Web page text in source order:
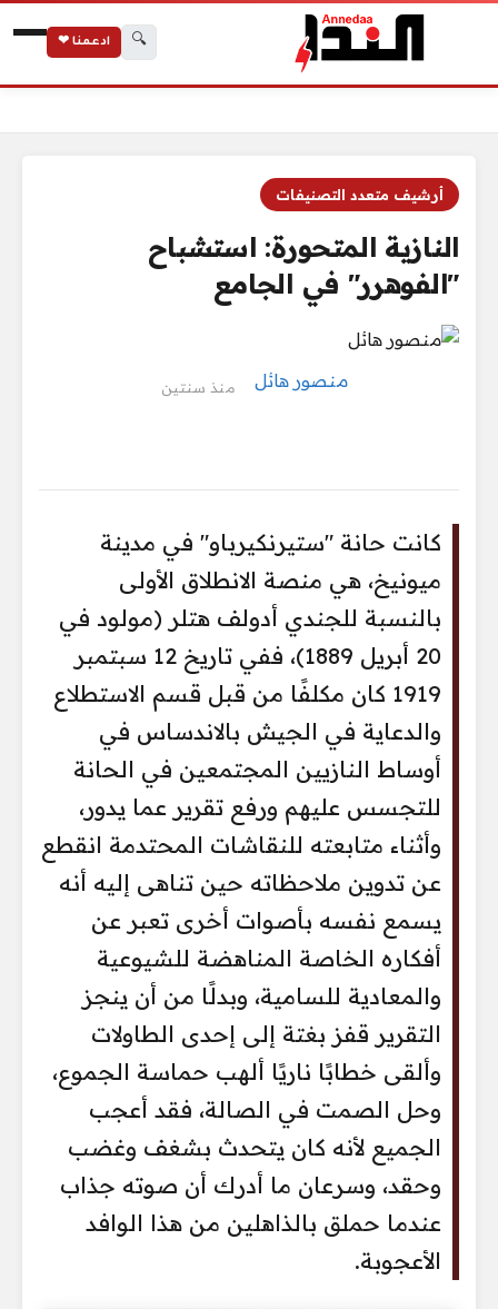
🔍 ادعمنا ❤
أرشيف متعدد التصنيفات
النازية المتحورة: استشباح
"الفوهرر" في الجامع
منصور هائل منذ سنتين
كانت حانة "ستيرنكيرباو" في مدينة
ميونيخ، هي منصة الانطلاق الأولى
بالنسبة للجندي أدولف هتلر (مولود في
20 أبريل 1889)، ففي تاريخ 12 سبتمبر
1919 كان مكلفًا من قبل قسم الاستطلاع
والدعاية في الجيش بالاندساس في
أوساط النازيين المجتمعين في الحانة
للتجسس عليهم ورفع تقرير عما يدور،
وأثناء متابعته للنقاشات المحتدمة انقطع
عن تدوين ملاحظاته حين تناهى إليه أنه
يسمع نفسه بأصوات أخرى تعبر عن
أفكاره الخاصة المناهضة للشيوعية
والمعادية للسامية، وبدلًا من أن ينجز
التقرير قفز بغتة إلى إحدى الطاولات
وألقى خطابًا ناريًا ألهب حماسة الجموع،
وحل الصمت في الصالة، فقد أعجب
الجميع لأنه كان يتحدث بشغف وغضب
وحقد، وسرعان ما أدرك أن صوته جذاب
عندما حملق بالذاهلين من هذا الوافد
الأعجوبة.